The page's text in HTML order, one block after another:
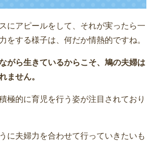
にアピールをして、それが実ったら一
をする様子は、何だか情熱的ですね。
がら生きているからこそ、鳩の夫婦は
ません。
極的に育児を行う姿が注目されており
に夫婦力を合わせて行っていきたいも